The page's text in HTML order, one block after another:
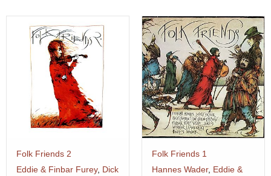
Folk Friends 2
Eddie & Finbar Furey, Dick
Folk Friends 1
Hannes Wader, Eddie &